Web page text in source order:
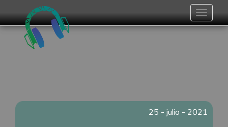
Toggle
25 - julio - 2021